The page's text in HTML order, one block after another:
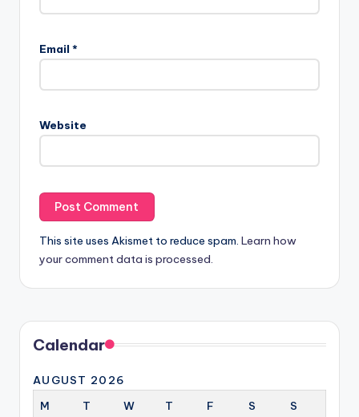
Email *
Website
This site uses Akismet to reduce spam. Learn how
your comment data is processed.
Calendar
AUGUST 2026
M
T W T F S S